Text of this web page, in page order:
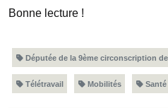
Bonne lecture !
Députée de la 9ème circonscription
Télétravail Mobilités Santé